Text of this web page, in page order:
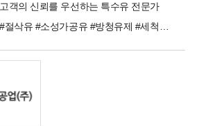
고객의 신뢰를 우선하는 특수유 전문가